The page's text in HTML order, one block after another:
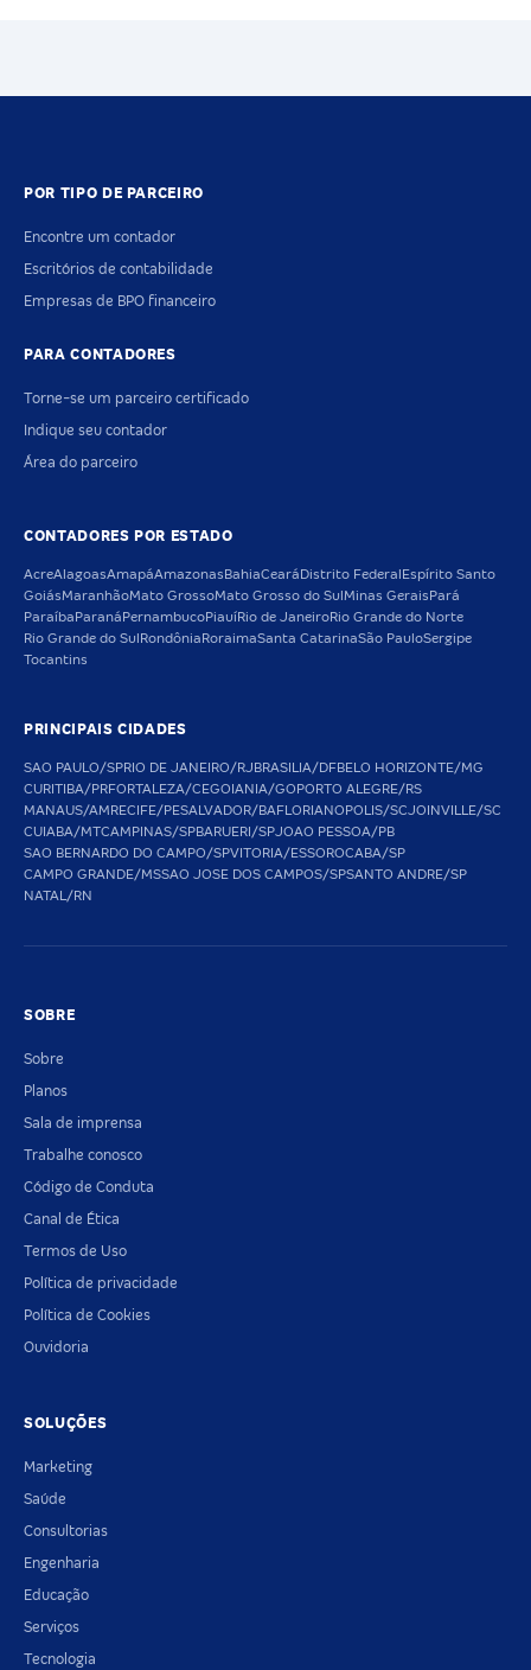
POR TIPO DE PARCEIRO
Encontre um contador
Escritórios de contabilidade
Empresas de BPO financeiro
PARA CONTADORES
Torne-se um parceiro certificado
Indique seu contador
Área do parceiro
CONTADORES POR ESTADO
AcreAlagoasAmapáAmazonas BahiaCeará Distrito Federal Espírito Santo
GoiásMaranhãoMato GrossoMato Grosso do Sul Minas Gerais Pará
Paraíba Paraná PernambucoPiauíRio de JaneiroRio Grande do Norte
Rio Grande do Sul Rondônia RoraimaSanta CatarinaSão PauloSergipe
Tocantins
PRINCIPAIS CIDADES
SAO PAULO/SPRIO DE JANEIRO/RJBRASILIA/DFBELO HORIZONTE/MG
CURITIBA/PRFORTALEZA/CEGOIANIA/GOPORTO ALEGRE/RS
MANAUS/AMRECIFE/PESALVADOR/BAFLORIANOPOLIS/SCJOINVILLE/SC
CUIABA/MTCAMPINAS/SPBARUERI/SPJOAO PESSOA/PB
SAO BERNARDO DO CAMPO/SPVITORIA/ESSOROCABA/SP
CAMPO GRANDE/MSSAO JOSE DOS CAMPOS/SPSANTO ANDRE/SP
NATAL/RN
SOBRE
Sobre
Planos
Sala de imprensa
Trabalhe conosco
Código de Conduta
Canal de Ética
Termos de Uso
Política de privacidade
Política de Cookies
Ouvidoria
SOLUÇÕES
Marketing
Saúde
Consultorias
Engenharia
Educação
Serviços
Tecnologia